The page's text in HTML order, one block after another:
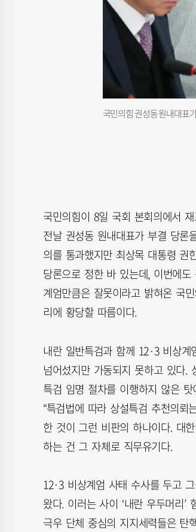
국민의힘 권성동 원내대표
국민의힘이 8일 국회 본회의에서
전날 권성동 원내대표가 부결 당론
의를 통과했지만 최상목 대통령 권
당론으로 정한 바 있는데, 이번에
계엄만큼은 잘못이라고 밝혀온 국
리에 황당할 따름이다.
내란 일반특검과 함께 12·3 비상
넘어섰지만 가동되지 못하고 있다
특검 임명 절차를 이행하지 않은
“특검법에 따라 상설특검 추천의
한 것이 그런 비판의 하나이다. 대
하는 건 그 자체로 직무유기다.
12·3 비상계엄 사태 수사를 두고
왔다. 이러는 사이 ‘내란 우두머리
극우 단체 중심의 지지세력들은 탄